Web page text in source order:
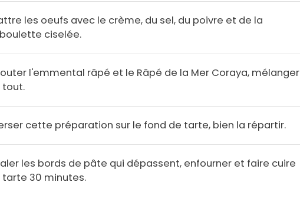
les oeufs avec le crème, du sel, du poivre et de la
ciselée.
l'emmental râpé et le Râpé de la Mer Coraya, mélanger
tout.
cette préparation sur le fond de tarte, bien la répartir.
les bords de pâte qui dépassent, enfourner et faire cuire
tarte 30 minutes.